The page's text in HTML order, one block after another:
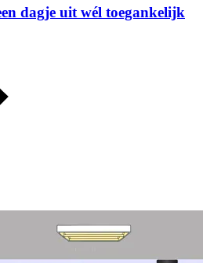
dagje uit wél toegankelijk